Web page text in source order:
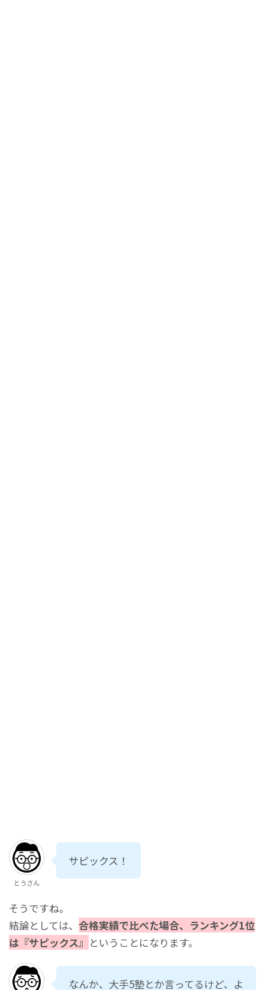
とうさん
サピックス！
そうですね。
結論としては、 合格実績で比べた場合、ランキング1位
は『サピックス』 ということになります。
なんか、大手5塾とか言ってるけど、よ